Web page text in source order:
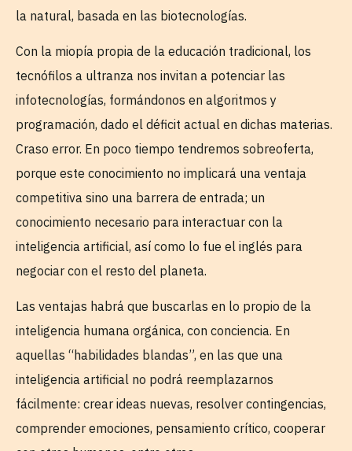
la natural, basada en las biotecnologías.
Con la miopía propia de la educación tradicional, los
tecnófilos a ultranza nos invitan a potenciar las
infotecnologías, formándonos en algoritmos y
programación, dado el déficit actual en dichas materias.
Craso error. En poco tiempo tendremos sobreoferta,
porque este conocimiento no implicará una ventaja
competitiva sino una barrera de entrada; un
conocimiento necesario para interactuar con la
inteligencia artificial, así como lo fue el inglés para
negociar con el resto del planeta.
Las ventajas habrá que buscarlas en lo propio de la
inteligencia humana orgánica, con conciencia. En
aquellas “habilidades blandas”, en las que una
inteligencia artificial no podrá reemplazarnos
fácilmente: crear ideas nuevas, resolver contingencias,
comprender emociones, pensamiento crítico, cooperar